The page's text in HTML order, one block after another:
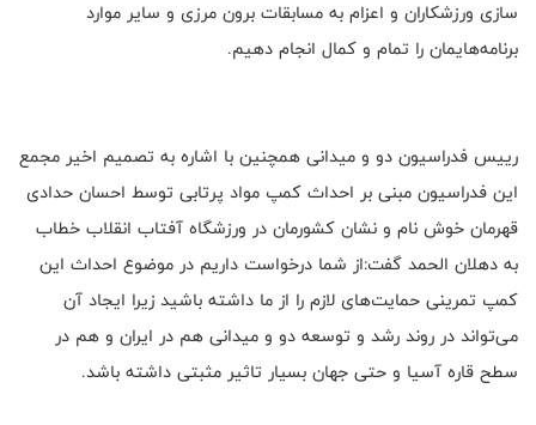
سازی ورزشکاران و اعزام به مسابقات برون مرزی و سایر موارد
برنامه‌هایمان را تمام و کمال انجام دهیم.
رییس فدراسیون دو و میدانی همچنین با اشاره به تصمیم اخیر مجمع
این فدراسیون مبنی بر احداث کمپ مواد پرتابی توسط احسان حدادی
قهرمان خوش نام و نشان کشورمان در ورزشگاه آفتاب انقلاب خطاب
به دهلان الحمد گفت:از شما درخواست داریم در موضوع احداث این
کمپ تمرینی حمایت‌های لازم را از ما داشته باشید زیرا ایجاد آن
می‌تواند در روند رشد و توسعه دو و میدانی هم در ایران و هم در
سطح قاره آسیا و حتی جهان بسیار تاثیر مثبتی داشته باشد.